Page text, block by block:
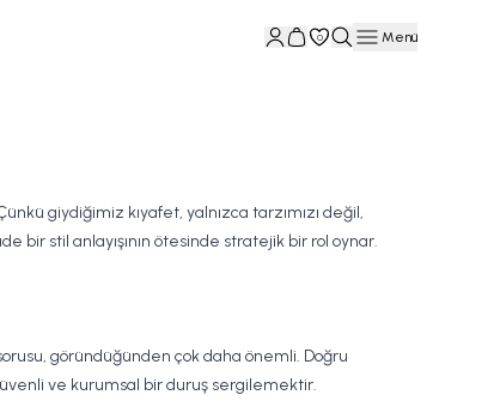
0 Menü
giydiğimiz kıyafet, yalnızca tarzımızı değil,
bir stil anlayışının ötesinde stratejik bir rol oynar.
göründüğünden çok daha önemli. Doğru
ve kurumsal bir duruş sergilemektir.